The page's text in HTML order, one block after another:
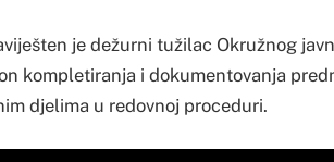
je dežurni tužilac Okružnog
kompletiranja i dokumentovanja
djelima u redovnoj proceduri.